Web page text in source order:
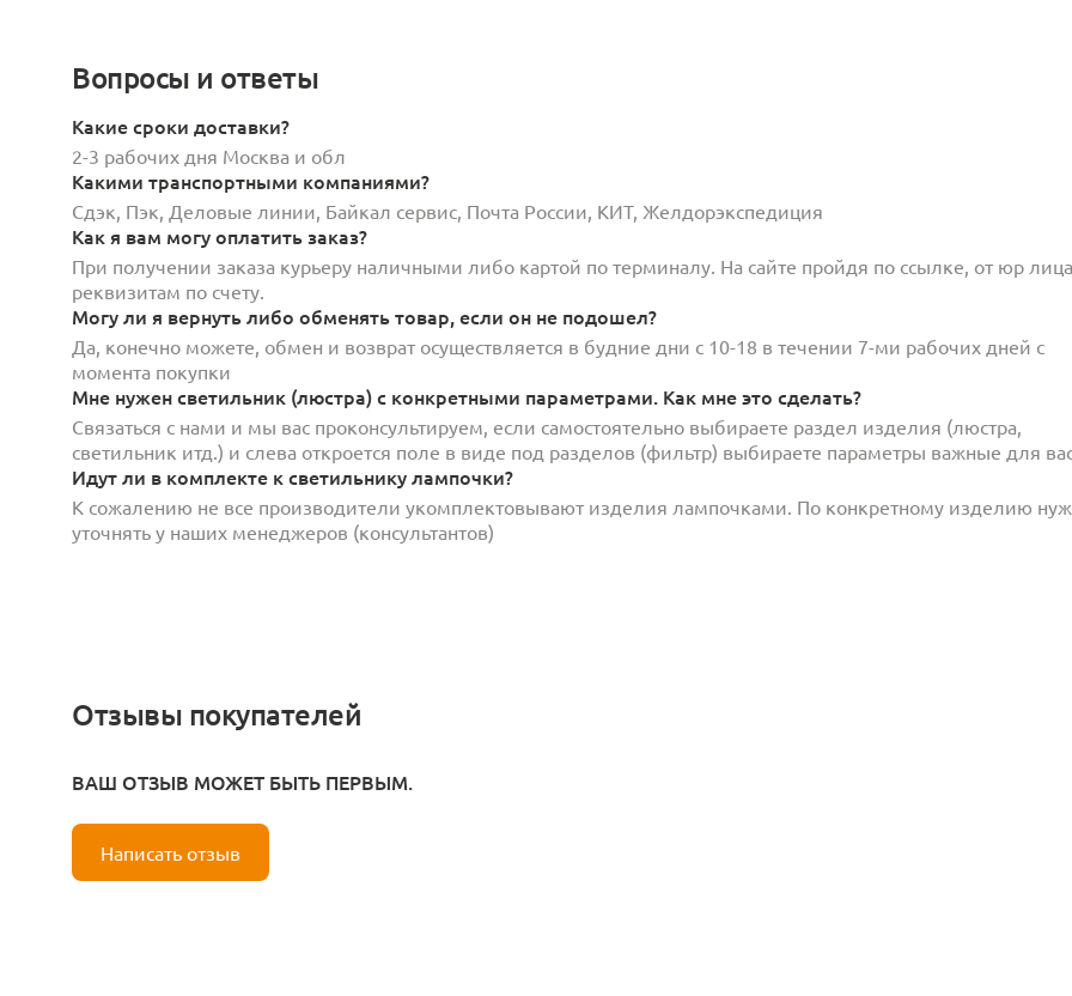
Вопросы и ответы
Какие сроки доставки?
2-3 рабочих дня Москва и обл
Какими транспортными компаниями?
Сдэк, Пэк, Деловые линии, Байкал сервис, Почта России, КИТ, Желдорэкспедиция
Как я вам могу оплатить заказ?
При получении заказа курьеру наличными либо картой по терминалу. На сайте пройдя по ссылке, от юр
реквизитам по счету.
Могу ли я вернуть либо обменять товар, если он не подошел?
Да, конечно можете, обмен и возврат осуществляется в будние дни с 10-18 в течении 7-ми рабочих дней с
момента покупки
Мне нужен светильник (люстра) с конкретными параметрами. Как мне это сделать?
Связаться с нами и мы вас проконсультируем, если самостоятельно выбираете раздел изделия (люстра,
светильник итд.) и слева откроется поле в виде под разделов (фильтр) выбираете параметры важные для
Идут ли в комплекте к светильнику лампочки?
К сожалению не все производители укомплектовывают изделия лампочками. По конкретному изделию
уточнять у наших менеджеров (консультантов)
Отзывы покупателей
ВАШ ОТЗЫВ МОЖЕТ БЫТЬ ПЕРВЫМ.
Написать отзыв